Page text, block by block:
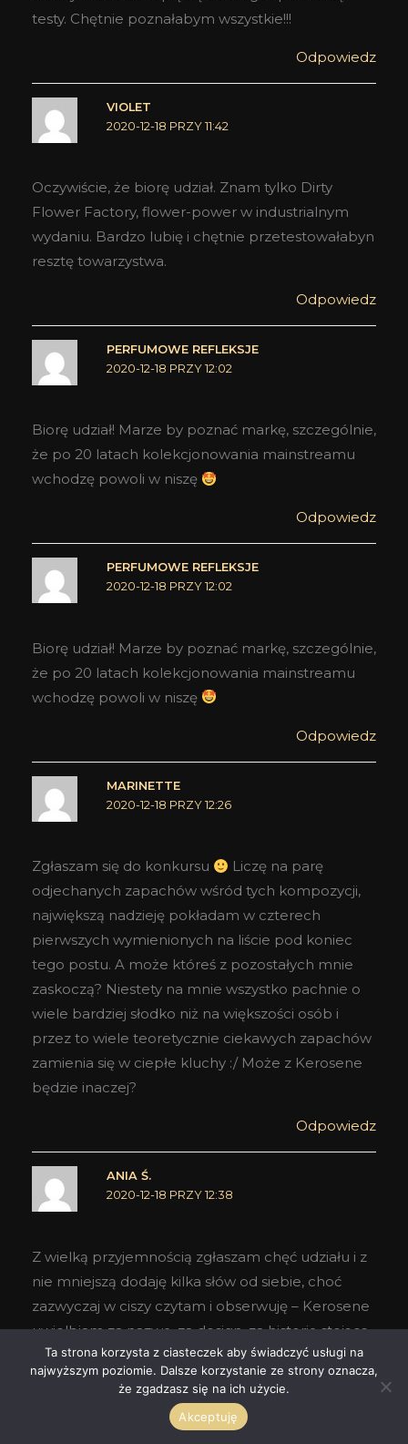
testy. Chętnie poznałabym wszystkie!!!
Odpowiedz
VIOLET
2020-12-18 PRZY 11:42
Oczywiście, że biorę udział. Znam tylko Dirty
Flower Factory, flower-power w industrialnym
wydaniu. Bardzo lubię i chętnie przetestowałabyn
resztę towarzystwa.
Odpowiedz
PERFUMOWE REFLEKSJE
2020-12-18 PRZY 12:02
Biorę udział! Marze by poznać markę, szczególnie,
że po 20 latach kolekcjonowania mainstreamu
wchodzę powoli w niszę
Odpowiedz
PERFUMOWE REFLEKSJE
2020-12-18 PRZY 12:02
Biorę udział! Marze by poznać markę, szczególnie,
że po 20 latach kolekcjonowania mainstreamu
wchodzę powoli w niszę
Odpowiedz
MARINETTE
2020-12-18 PRZY 12:26
Zgłaszam się do konkursu
Liczę na parę
odjechanych zapachów wśród tych kompozycji,
największą nadzieję pokładam w czterech
pierwszych wymienionych na liście pod koniec
tego postu. A może któreś z pozostałych mnie
zaskoczą? Niestety na mnie wszystko pachnie o
wiele bardziej słodko niż na większości osób i
przez to wiele teoretycznie ciekawych zapachów
zamienia się w ciepłe kluchy :/ Może z Kerosene
będzie inaczej?
Odpowiedz
ANIA Ś.
2020-12-18 PRZY 12:38
Z wielką przyjemnością zgłaszam chęć udziału i z
nie mniejszą dodaję kilka słów od siebie, choć
zazwyczaj w ciszy czytam i obserwuję – Kerosene
uwielbiam za nazwę, za design, za historię stojącą
za powstaniem marki, ale chyba najbardziej za to,
że mojemu zmęczonemu rozczarowaniami
nosowi dostarczają emocji. Ulubieniec to, póki co,
Dirty Flower Factory, fascynuje i do kolejnych
Ta strona korzysta z ciasteczek aby świadczyć usługi na
najwyższym poziomie. Dalsze korzystanie ze strony oznacza,
że zgadzasz się na ich użycie.
Akceptuję